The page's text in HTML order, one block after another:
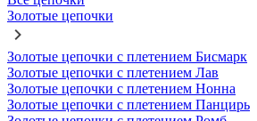
Золотые цепочки
Золотые цепочки с плетением Бисмарк
Золотые цепочки с плетением Лав
Золотые цепочки с плетением Нонна
Золотые цепочки с плетением Панцирь